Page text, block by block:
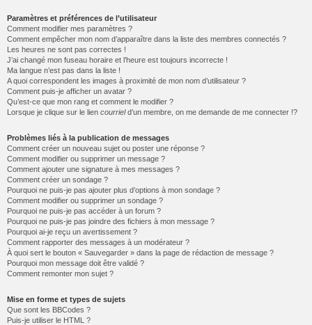
Paramètres et préférences de l’utilisateur
Comment modifier mes paramètres ?
Comment empêcher mon nom d’apparaître dans la liste des membres connectés ?
Les heures ne sont pas correctes !
J’ai changé mon fuseau horaire et l’heure est toujours incorrecte !
Ma langue n’est pas dans la liste !
A quoi correspondent les images à proximité de mon nom d’utilisateur ?
Comment puis-je afficher un avatar ?
Qu’est-ce que mon rang et comment le modifier ?
Lorsque je clique sur le lien courrield’un membre, on me demande de me connecter !?
Problèmes liés à la publication de messages
Comment créer un nouveau sujet ou poster une réponse ?
Comment modifier ou supprimer un message ?
Comment ajouter une signature à mes messages ?
Comment créer un sondage ?
Pourquoi ne puis-je pas ajouter plus d’options à mon sondage ?
Comment modifier ou supprimer un sondage ?
Pourquoi ne puis-je pas accéder à un forum ?
Pourquoi ne puis-je pas joindre des fichiers à mon message ?
Pourquoi ai-je reçu un avertissement ?
Comment rapporter des messages à un modérateur ?
À quoi sert le bouton « Sauvegarder » dans la page de rédaction de message ?
Pourquoi mon message doit être validé ?
Comment remonter mon sujet ?
Mise en forme et types de sujets
Que sont les BBCodes ?
Puis-je utiliser le HTML ?